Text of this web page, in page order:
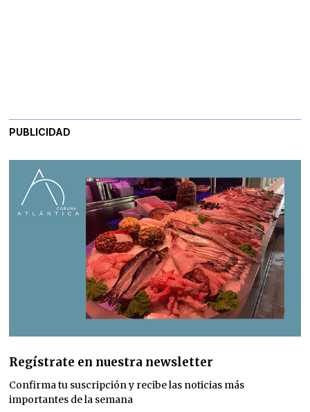
PUBLICIDAD
Regístrate en nuestra newsletter
Confirma tu suscripción y recibe las noticias más
importantes de la semana